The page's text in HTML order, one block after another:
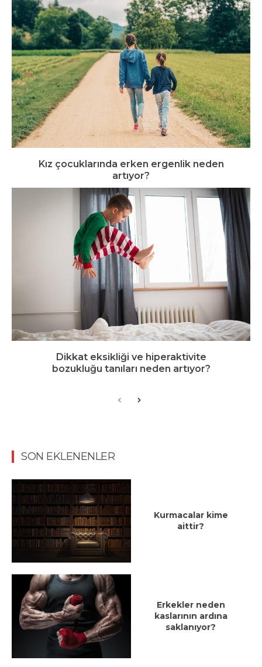
Kız çocuklarında erken ergenlik neden
artıyor?
Dikkat eksikliği ve hiperaktivite
bozukluğu tanıları neden artıyor?
SON EKLENENLER
Kurmacalar kime
aittir?
Erkekler neden
kaslarının ardına
saklanıyor?